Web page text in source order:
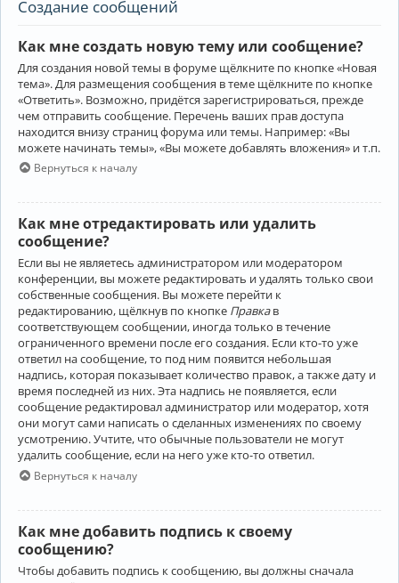
Создание сообщений
Как мне создать новую тему или сообщение?
Для создания новой темы в форуме щёлкните по кнопке «Новая
тема». Для размещения сообщения в теме щёлкните по кнопке
«Ответить». Возможно, придётся зарегистрироваться, прежде
чем отправить сообщение. Перечень ваших прав доступа
находится внизу страниц форума или темы. Например: «Вы
можете начинать темы», «Вы можете добавлять вложения» и т.п.
Вернуться к началу
Как мне отредактировать или удалить
сообщение?
Если вы не являетесь администратором или модератором
конференции, вы можете редактировать и удалять только свои
собственные сообщения. Вы можете перейти к
редактированию, щёлкнув по кнопке Правкав
соответствующем сообщении, иногда только в течение
ограниченного времени после его создания. Если кто-то уже
ответил на сообщение, то под ним появится небольшая
надпись, которая показывает количество правок, а также дату и
время последней из них. Эта надпись не появляется, если
сообщение редактировал администратор или модератор, хотя
они могут сами написать о сделанных изменениях по своему
усмотрению. Учтите, что обычные пользователи не могут
удалить сообщение, если на него уже кто-то ответил.
Вернуться к началу
Как мне добавить подпись к своему
сообщению?
Чтобы добавить подпись к сообщению, вы должны сначала